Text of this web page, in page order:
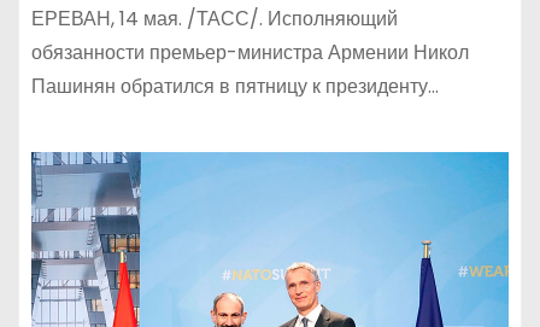
ЕРЕВАН, 14 мая. /ТАСС/. Исполняющий
обязанности премьер-министра Армении Никол
Пашинян обратился в пятницу к президенту…